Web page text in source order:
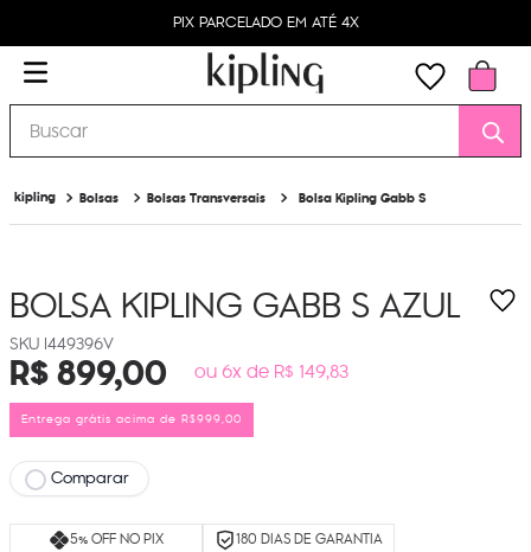
PIX PARCELADO EM ATÉ 4X
Buscar
Bolsas Bolsas Transversais Bolsa Kipling Gabb S
BOLSA KIPLING GABB SAZUL
I449396V
R$899,00 ou 6x de R$ 149,83
Entrega grátis acima de R$999,00
Comparar
5% OFF NO PIX 180 DIAS DE GARANTIA